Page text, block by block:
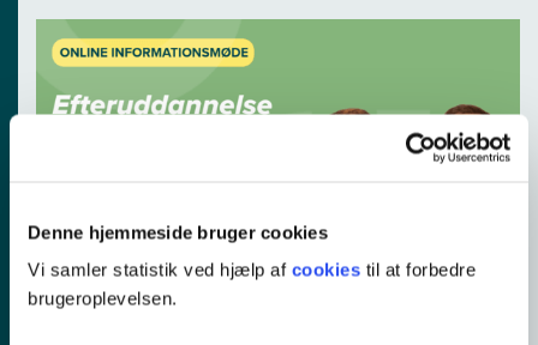
Denne hjemmeside bruger cookies
Vi samler statistik ved hjælp af cookies til at forbedre
brugeroplevelsen.